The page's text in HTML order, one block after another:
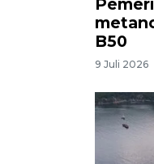
B50
9 Juli 2026